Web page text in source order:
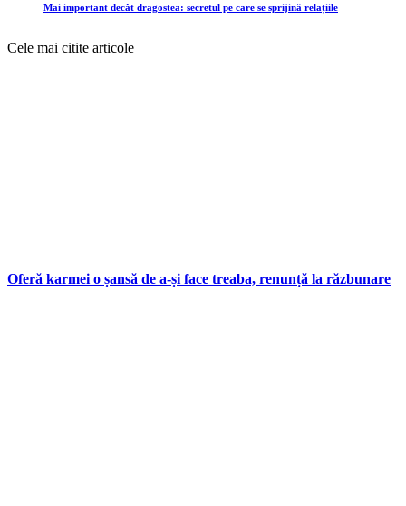
Mai important decât dragostea: secretul pe care se sprijină relațiile
Cele mai citite articole
Oferă karmei o șansă de a-și face treaba, renunță la răzbunare